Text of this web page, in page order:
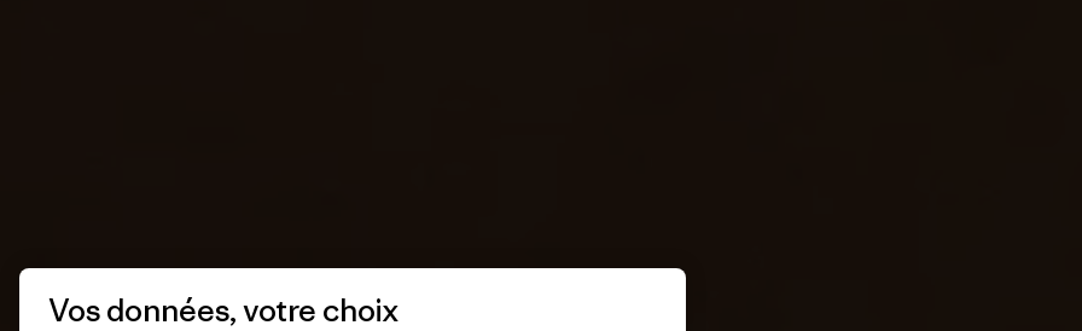
Vos données, votre choix